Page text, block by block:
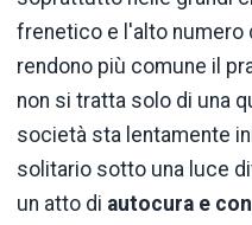
frenetico e l'alto
rendono più comune il
non si tratta solo di una
società sta lentamente
solitario sotto una luce
un atto di autocura e